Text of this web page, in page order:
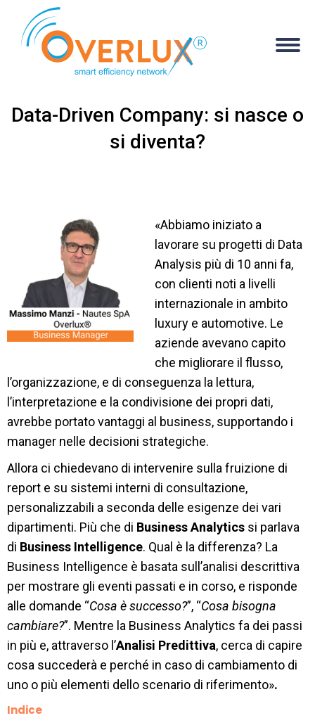
Data-Driven Company: si nasce o
si diventa?
«Abbiamo iniziato a
lavorare su progetti di Data
Analysis più di 10 anni fa,
con clienti noti a livelli
internazionale in ambito
luxury e automotive. Le
aziende avevano capito
che migliorare il flusso,
l’organizzazione, e di conseguenza la lettura,
l’interpretazione e la condivisione dei propri dati,
avrebbe portato vantaggi al business, supportando i
manager nelle decisioni strategiche.
Allora ci chiedevano di intervenire sulla fruizione di
report e su sistemi interni di consultazione,
personalizzabili a seconda delle esigenze dei vari
dipartimenti. Più che di Business Analytics si parlava
di Business Intelligence. Qual è la differenza? La
Business Intelligence è basata sull’analisi descrittiva
per mostrare gli eventi passati e in corso, e risponde
alle domande “Cosa è successo?”, “Cosa bisogna
cambiare?”. Mentre la Business Analytics fa dei passi
in più e, attraverso l’Analisi Predittiva, cerca di capire
cosa succederà e perché in caso di cambiamento di
uno o più elementi dello scenario di riferimento».
Indice